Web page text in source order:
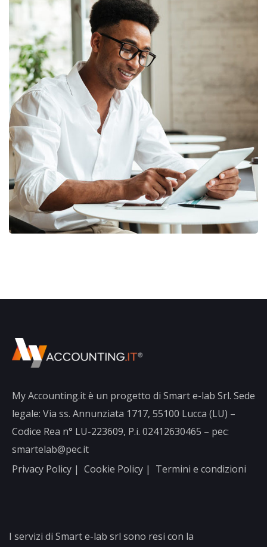
Money Market
FINANCE MARKETING
My Accounting.it è un progetto di Smart e-lab Srl. Sede
legale: Via ss. Annunziata 1717, 55100 Lucca (LU) –
Codice Rea n° LU-223609, P.i. 02412630465 – pec:
smartelab@pec.it
Privacy Policy | Cookie Policy | Termini e condizioni
I servizi di Smart e-lab srl sono resi con la